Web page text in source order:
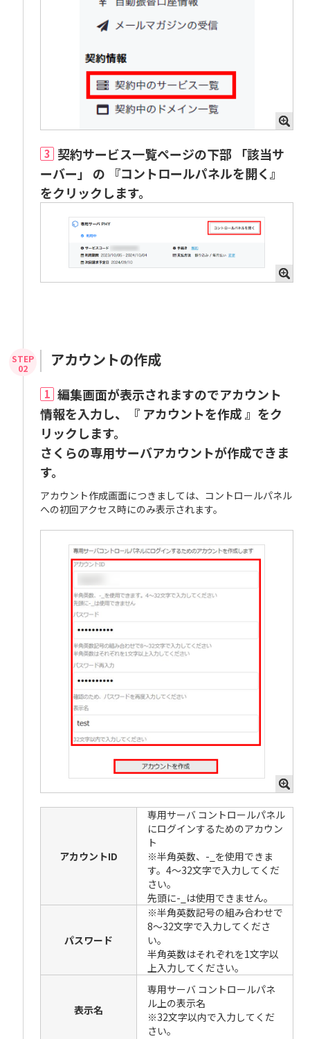
3 契約サービス一覧ページの下部 「該当サ
ーバー」 の 『コントロールパネルを開く』
をクリックします。
アカウントの作成
1 編集画面が表示されますのでアカウント
情報を入力し、『 アカウントを作成 』をク
リックします。
さくらの専用サーバアカウントが作成できま
す。
アカウント作成画面につきましては、コントロールパネル
への初回アクセス時にのみ表示されます。
アカウントID
専用サーバ コントロールパネル
にログインするためのアカウン
ト
※半角英数、-_を使用できま
す。4〜32文字で入力してくだ
さい。
先頭に-_は使用できません。
パスワード
※半角英数記号の組み合わせで
8〜32文字で入力してくださ
い。
半角英数はそれぞれを1文字以
上入力してください。
表示名
専用サーバ コントロールパネ
ル上の表示名
※32文字以内で入力してくだ
さい。